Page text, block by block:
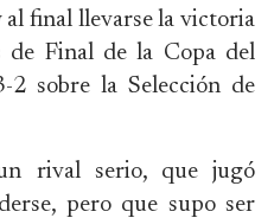
final llevarse la victoria
de Final de la Copa del
sobre la Selección de
rival serio, que jugó
pero que supo ser